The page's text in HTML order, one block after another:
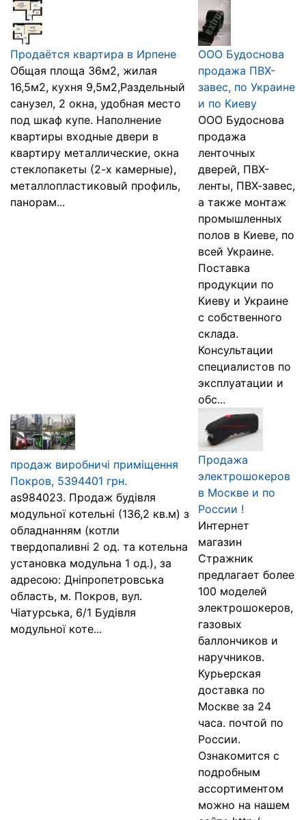
Продаётся квартира в Ирпене
Общая площа 36м2, жилая
16,5м2, кухня 9,5м2,Раздельный
санузел, 2 окна, удобная место
под шкаф купе. Наполнение
квартиры входные двери в
квартиру металлические, окна
стеклопакеты (2-х камерные),
металлопластиковый профиль,
панорам...
ООО Будоснова
продажа ПВХ-
завес, по Украине
и по Киеву
ООО Будоснова
продажа
ленточных
дверей, ПВХ-
ленты, ПВХ-завес,
а также монтаж
промышленных
полов в Киеве, по
всей Украине.
Поставка
продукции по
Киеву и Украине
с собственного
склада.
Консультации
специалистов по
эксплуатации и
обс...
продаж виробничі приміщення
Покров, 5394401 грн.
as984023. Продаж будівля
модульної котельні (136,2 кв.м) з
обладнанням (котли
твердопаливні 2 од. та котельна
установка модульна 1 од.), за
адресою: Дніпропетровська
область, м. Покров, вул.
Чіатурська, 6/1 Будівля
модульної коте...
Продажа
электрошокеров
в Москве и по
России !
Интернет
магазин
Стражник
предлагает более
100 моделей
электрошокеров,
газовых
баллончиков и
наручников.
Курьерская
доставка по
Москве за 24
часа. почтой по
России.
Ознакомится с
подробным
ассортиментом
можно на нашем